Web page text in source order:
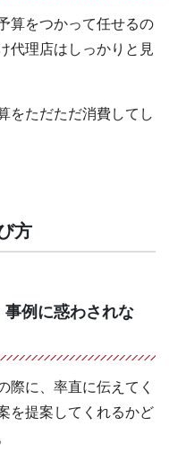
算をつかって任せるの
代理店はしっかりと見
をただただ消費してし
方
事例に惑わされな
際に、率直に伝えてく
を提案してくれるかど